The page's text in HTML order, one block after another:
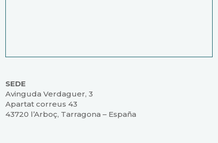
SEDE
Avinguda Verdaguer, 3
Apartat correus 43
43720 l’Arboç, Tarragona – España